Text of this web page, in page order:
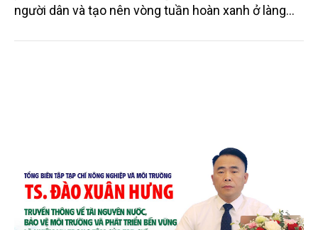
người dân và tạo nên vòng tuần hoàn xanh ở làng
chén, dĩa... từ mo cau đã được thị trường trong nước